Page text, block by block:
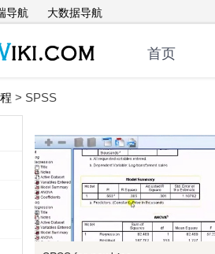
导航 大数据导航
首页
> SPSS